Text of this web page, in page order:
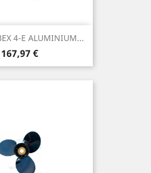
4-E ALUMINIUM...
Prix
167,97 €